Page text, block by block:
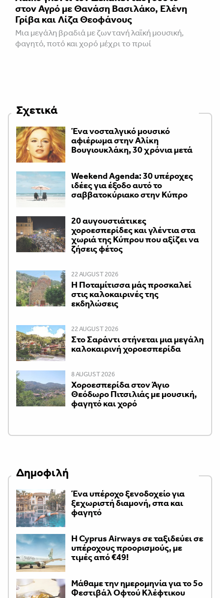
στον Αγρό με Θανάση Βασιλάκο, Ελένη
Γρίβα και Λίζα Θεοφάνους
Μια μεγάλη βραδιά με ζωντανή λαϊκή μουσική,
φαγητό, ποτό και χορό μέχρι το πρωί
Σχετικά
Ένα νοσταλγικό μουσικό
αφιέρωμα στην Αλίκη
Βουγιουκλάκη, 30 χρόνια μετά
Weekend Agenda: 30 υπέροχες
ιδέες για έξοδο αυτό το
σαββατοκύριακο στην Κύπρο
20 αυγουστιάτικες
χοροεσπερίδες και γλέντια στα
χωριά της Κύπρου που αξίζει να
ζήσεις φέτος
22 AUGUST 2026
Η Ποταμίτισσα μάς προσκαλεί
στις καλοκαιρινές της
εκδηλώσεις
22 AUGUST 2026
Στο Σαράντι στήνεται μια μεγάλη
καλοκαιρινή χοροεσπερίδα
8 AUGUST 2026
Χοροεσπερίδα στον Άγιο
Θεόδωρο Πιτσιλιάς με μουσική,
φαγητό και χορό
Δημοφιλή
Ένα υπέροχο ξενοδοχείο για
ξεχωριστή διαμονή, σπα και
φαγητό
H Cyprus Airways σε ταξιδεύει σε
υπέροχους προορισμούς, με
τιμές από €49!
Μάθαμε την ημερομηνία για το 5ο
Φεστιβάλ Οφτού Κλέφτικου